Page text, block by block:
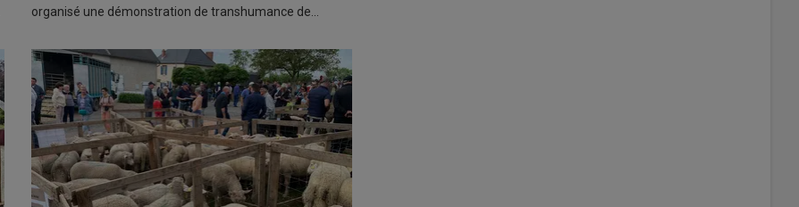
organisé une démonstration de transhumance de…